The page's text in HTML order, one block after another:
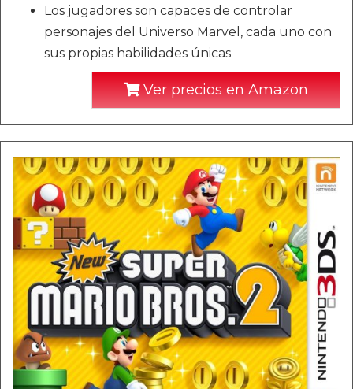
Los jugadores son capaces de controlar
personajes del Universo Marvel, cada uno con
sus propias habilidades únicas
Ver precios en Amazon